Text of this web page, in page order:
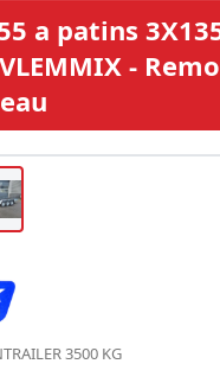
a patins
-
3500 KG